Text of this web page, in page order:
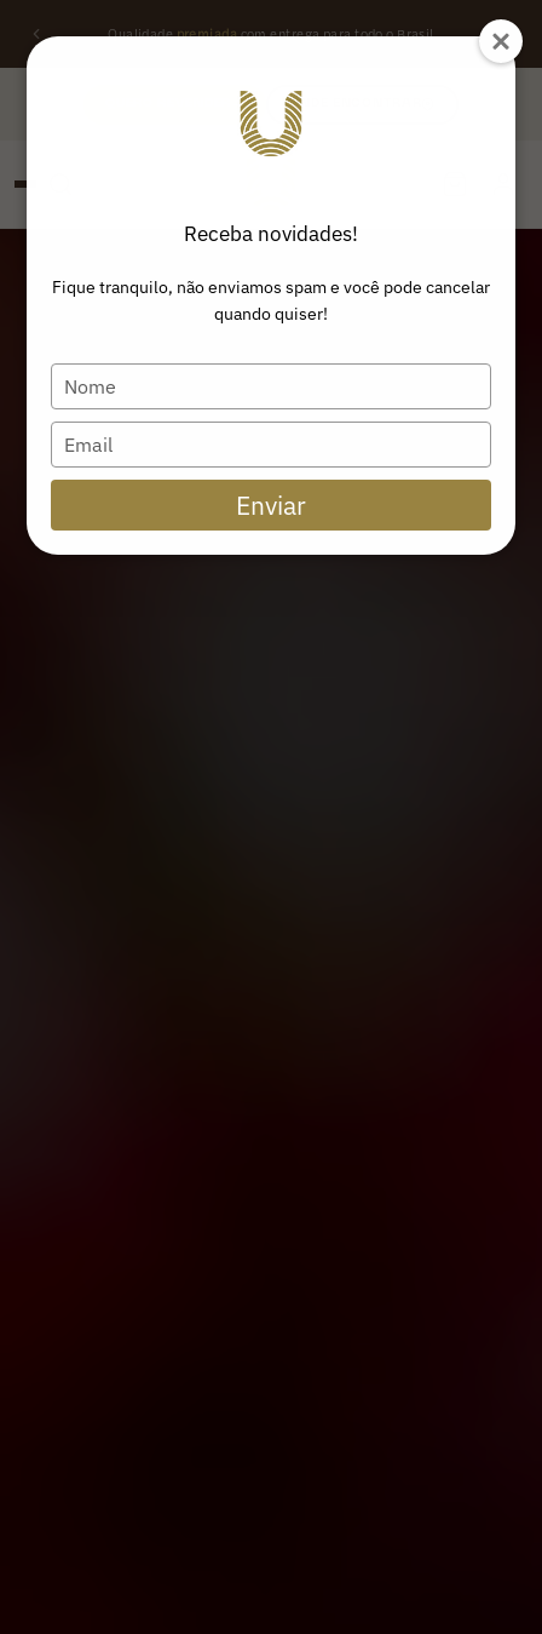
Qualidadepremiadacom entrega para todo o Brasil
ONDE ENCONTRAR
Buscar produtos:
Receba novidades!
Fique tranquilo, não enviamos spam e você pode cancelar
quando quiser!
Type
your
name
Type
your
email
Enviar